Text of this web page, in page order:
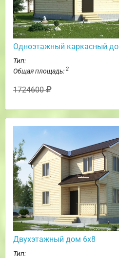
Одноэтажный каркасный
Тип:
Общая площадь: 2
1724600
Двухэтажный дом 6х8
Тип: